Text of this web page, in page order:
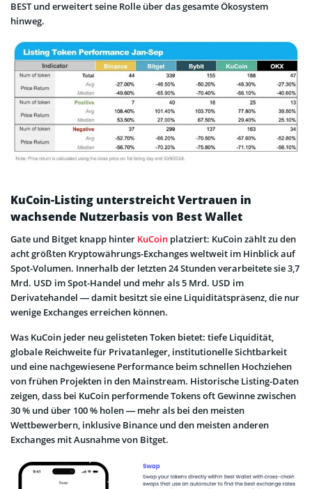
BEST und erweitert seine Rolle über das gesamte Ökosystem
hinweg.
KuCoin-Listing unterstreicht Vertrauen in
wachsende Nutzerbasis von Best Wallet
Gate und Bitget knapp hinter KuCoin platziert: KuCoin zählt zu den
acht größten Kryptowährungs-Exchanges weltweit im Hinblick auf
Spot-Volumen. Innerhalb der letzten 24 Stunden verarbeitete sie 3,7
Mrd. USD im Spot-Handel und mehr als 5 Mrd. USD im
Derivatehandel — damit besitzt sie eine Liquiditätspräsenz, die nur
wenige Exchanges erreichen können.
Was KuCoin jeder neu gelisteten Token bietet: tiefe Liquidität,
globale Reichweite für Privatanleger, institutionelle Sichtbarkeit
und eine nachgewiesene Performance beim schnellen Hochziehen
von frühen Projekten in den Mainstream. Historische Listing-Daten
zeigen, dass bei KuCoin performende Tokens oft Gewinne zwischen
30 % und über 100 % holen — mehr als bei den meisten
Wettbewerbern, inklusive Binance und den meisten anderen
Exchanges mit Ausnahme von Bitget.